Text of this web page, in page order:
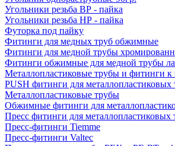
Угольники резьба ВР - пайка
Угольники резьба НР - пайка
Футорка под пайку
Фитинги для медных труб обжимные
Фитинги для медной трубы
Фитинги обжимные для медной трубы
Металлопластиковые трубы и фитинги
PUSH фитинги для металлопластиковых
Металлопластиковые трубы
Обжимные фитинги для
Пресс фитинги для металлопластиковых
Пресс-фитинги Tiemme
Пресс-фитинги Valtec